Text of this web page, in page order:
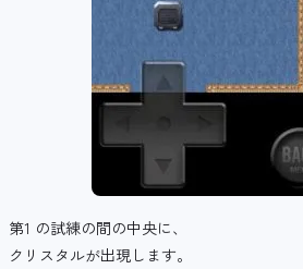
第1 の試練の間の中央に、
クリスタルが出現します。